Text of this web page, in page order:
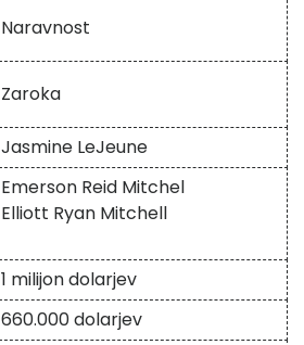
Naravnost
Zaroka
Jasmine LeJeune
Emerson Reid Mitchel
Elliott Ryan Mitchell
1 milijon dolarjev
660.000 dolarjev